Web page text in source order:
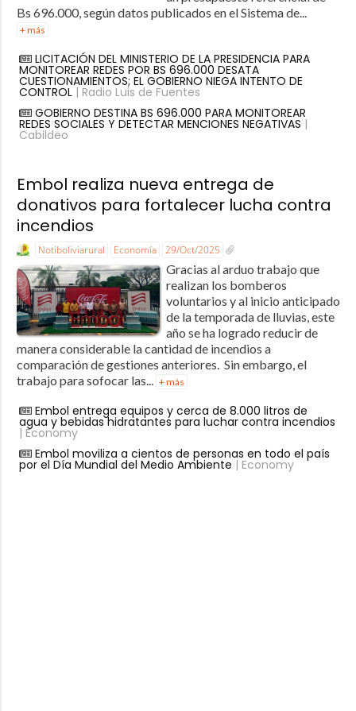
Bs 696.000, según datos publicados en el Sistema de...
+ más
LICITACIÓN DEL MINISTERIO DE LA PRESIDENCIA PARA
MONITOREAR REDES POR BS 696.000 DESATA
CUESTIONAMIENTOS; EL GOBIERNO NIEGA INTENTO DE
CONTROL| Radio Luis de Fuentes
GOBIERNO DESTINA BS 696.000 PARA MONITOREAR
REDES SOCIALES Y DETECTAR MENCIONES NEGATIVAS |
Cabildeo
Embol realiza nueva entrega de
donativos para fortalecer lucha contra
incendios
Notiboliviarural Economía 29/Oct/2025
Gracias al arduo trabajo que
realizan los bomberos
voluntarios y al inicio anticipado
de la temporada de lluvias, este
año se ha logrado reducir de
manera considerable la cantidad de incendios a
comparación de gestiones anteriores. Sin embargo, el
trabajo para sofocar las... + más
Embol entrega equipos y cerca de 8.000 litros de
agua y bebidas hidratantes para luchar contra incendios
| Economy
Embol moviliza a cientos de personas en todo el país
por el Día Mundial del Medio Ambiente | Economy